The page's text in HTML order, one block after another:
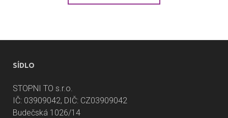
SÍDLO
STOPNI TO s.r.o.
IČ: 03909042, DIČ: CZ03909042
Budečská 1026/14